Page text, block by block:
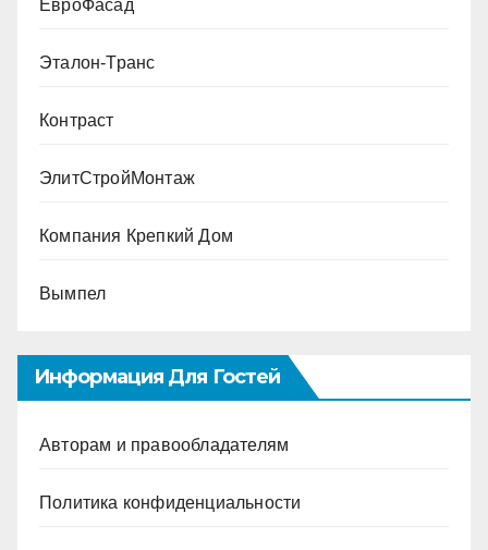
ЕвроФасад
Эталон-Транс
Контраст
ЭлитСтройМонтаж
Компания Крепкий Дом
Вымпел
Информация Для Гостей
Авторам и правообладателям
Политика конфиденциальности